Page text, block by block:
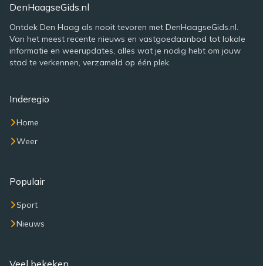
DenHaagseGids.nl
Ontdek Den Haag als nooit tevoren met DenHaagseGids.nl.
Van het meest recente nieuws en vastgoedaanbod tot lokale
informatie en weerupdates, alles wat je nodig hebt om jouw
stad te verkennen, verzameld op één plek.
Inderegio
Home
Weer
Populair
Sport
Nieuws
Veel bekeken